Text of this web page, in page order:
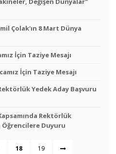
Çolak'ın 8 Mart Dünya
İçin Taziye Mesajı
İçin Taziye Mesajı
Yedek Aday Başvuru
Rektörlük
Duyuru
18 19